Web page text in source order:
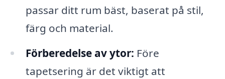
passar ditt rum bäst, baserat på stil,
färg och material.
Förberedelse av ytor: Före
tapetsering är det viktigt att